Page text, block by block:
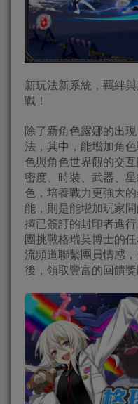
新玩法新系統，羈絆
戰！
除了新角色露娜的出
法，其中，能增加角
色與角色世界觀的交
密度、時裝、武器、
色，培養戰力更強大
能，則是能增加玩家
擇已簽訂的封印者進
團挑戰格瑞莫博士的
流頻道聯繫團員情感
後，領取豐富的回饋獎